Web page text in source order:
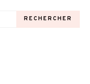
RECHERCHER